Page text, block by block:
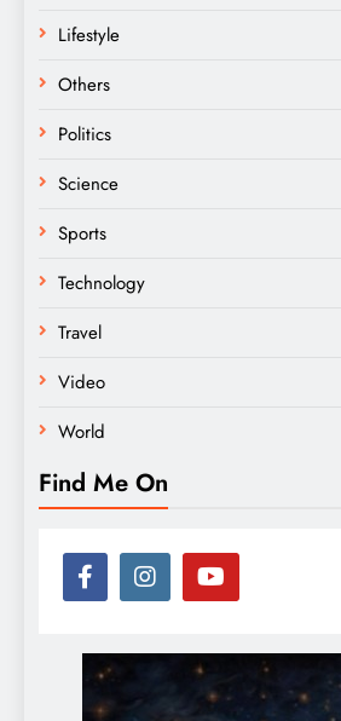
Lifestyle
Others
Politics
Science
Sports
Technology
Travel
Video
World
Find Me On